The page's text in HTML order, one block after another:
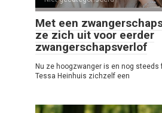
Met een
ze zich uit voor eerder
zwangerschapsverlof
Nu ze hoogzwanger is en nog
Tessa Heinhuis zichzelf een